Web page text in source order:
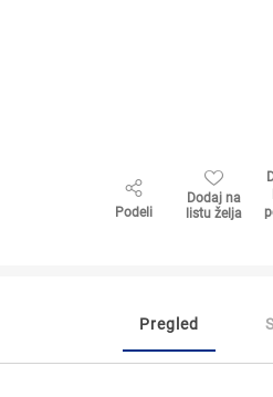
Podeli
Dodaj na
listu želja
Pregled